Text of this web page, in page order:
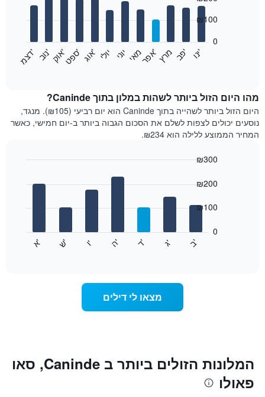
מחיר
הממוצע
של
חדר
בכל
התרשים
חודשים.
י
נ
ו
' פ
ב​​​​​​​
' מרץא
פ
ר
' מאי יוני יולי א
ו
ג
' ס
פ
ט
' א
ו
ק
' נ
ו
ב
' ד
צ
מ
'
0
₪100
מהו היום הזול ביותר לשהות במלון בתוך Caninde?
היום הזול ביותר לשהייה בתוך Caninde הוא יום רביעי (₪105). מנגד,
נוסעים יכולים לצפות לשלם את הסכום הגבוה ביותר ב-יום חמישי, כאשר
המחיר הממוצע ללילה הוא ₪234.
התרשים
התרשים
כולל
1
ציר
ב
' ג
' ד
' ה
' ו
' ש
' א
'
0
₪100
₪200
₪300
מצאו לי דילים
המלונות הזולים ביותר ב Caninde, סאו
פאולו